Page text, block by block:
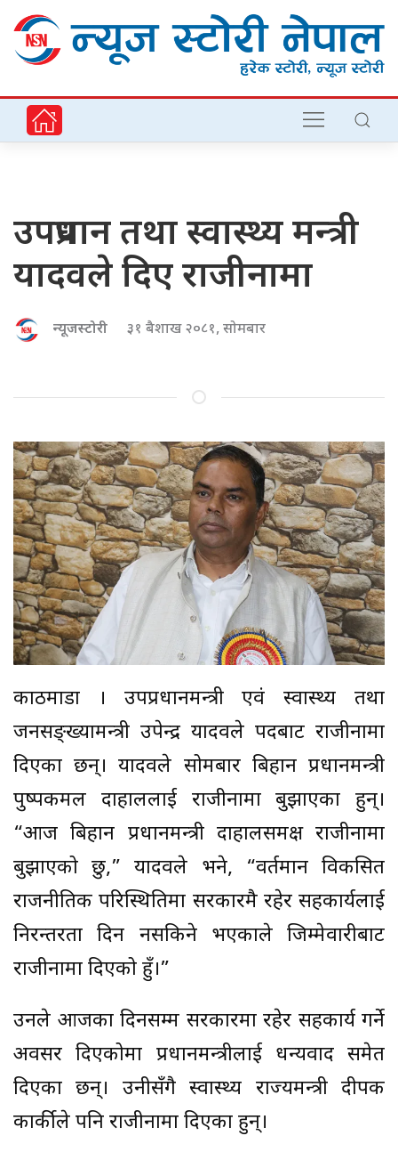
उपप्रधान तथा स्वास्थ्य मन्त्री
यादवले दिए राजीनामा
न्यूजस्टोरी ३१ बैशाख २०८१, सोमबार
काठमाडौं । उपप्रधानमन्त्री एवं स्वास्थ्य तथा
जनसङ्ख्यामन्त्री उपेन्द्र यादवले पदबाट राजीनामा
दिएका छन्। यादवले सोमबार बिहान प्रधानमन्त्री
पुष्पकमल दाहाललाई राजीनामा बुझाएका हुन्।
“आज बिहान प्रधानमन्त्री दाहालसमक्ष राजीनामा
बुझाएको छु,” यादवले भने, “वर्तमान विकसित
राजनीतिक परिस्थितिमा सरकारमै रहेर सहकार्यलाई
निरन्तरता दिन नसकिने भएकाले जिम्मेवारीबाट
राजीनामा दिएको हुँ।”
उनले आजका दिनसम्म सरकारमा रहेर सहकार्य गर्ने
अवसर दिएकोमा प्रधानमन्त्रीलाई धन्यवाद समेत
दिएका छन्। उनीसँगै स्वास्थ्य राज्यमन्त्री दीपक
कार्कीले पनि राजीनामा दिएका हुन्।